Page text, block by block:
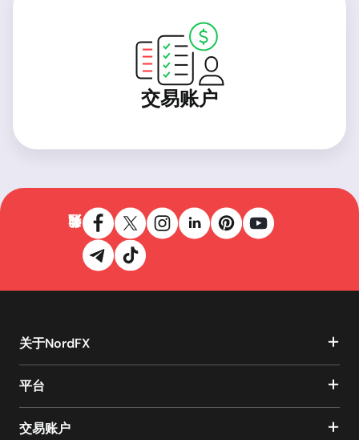
交易账户
关于NordFX
平台
交易账户